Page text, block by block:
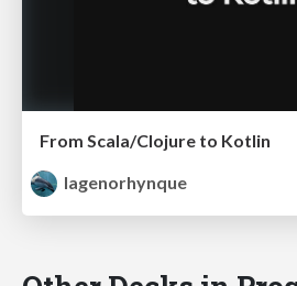
From Scala/Clojure to Kotlin
lagenorhynque